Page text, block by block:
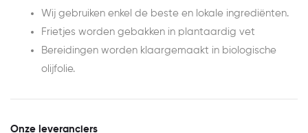
Wij gebruiken enkel de beste en lokale ingrediënten.
Frietjes worden gebakken in plantaardig vet
Bereidingen worden klaargemaakt in biologische
olijfolie.
Onze leveranciers